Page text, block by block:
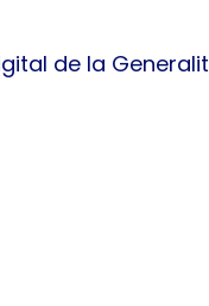
de la